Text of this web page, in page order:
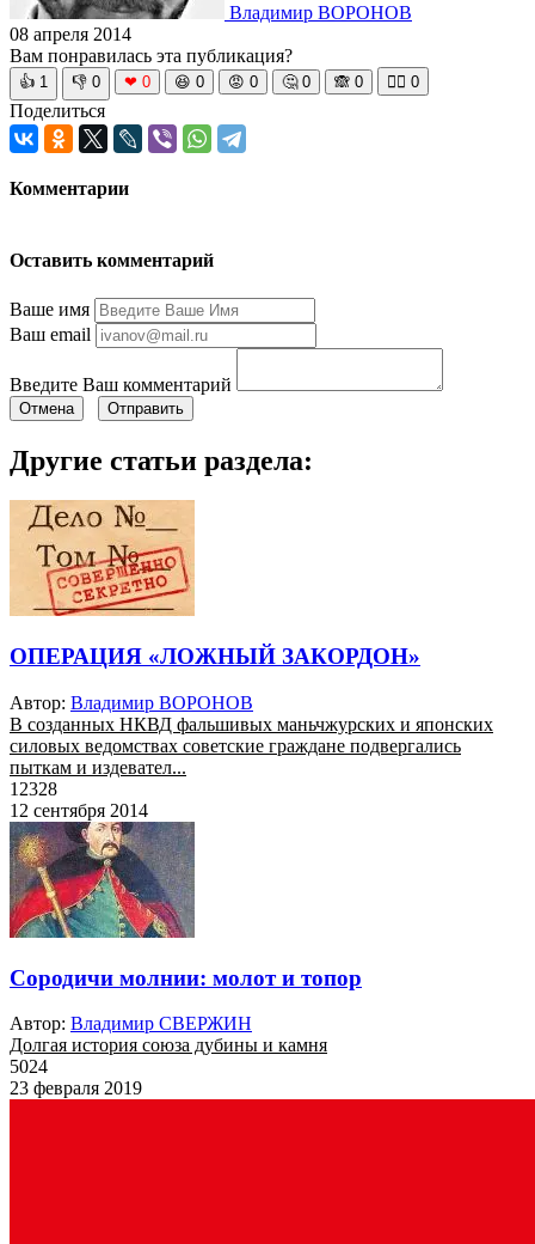
Владимир ВОРОНОВ
08 апреля 2014
Вам понравилась эта публикация?
👍 1 👎 0 ❤ 0 😆 0 😡 0 🤔 0 🙈 0 🧘‍♀️ 0
Поделиться
Комментарии
Оставить комментарий
Ваше имя
Ваш email
Введите Ваш комментарий
Отмена Отправить
Другие статьи раздела:
ОПЕРАЦИЯ «ЛОЖНЫЙ ЗАКОРДОН»
Автор: Владимир ВОРОНОВ
В созданных НКВД фальшивых маньчжурских и японских
силовых ведомствах советские граждане подвергались
пыткам и издевател...
12328
12 сентября 2014
Сородичи молнии: молот и топор
Автор: Владимир СВЕРЖИН
Долгая история союза дубины и камня
5024
23 февраля 2019